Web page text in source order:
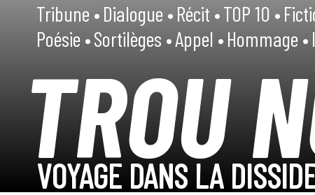
Tribune •Dialogue •Récit •TOP 10 •
Poésie •Sortilèges •Appel •Hommage •
TROU
VOYAGE DANS LA